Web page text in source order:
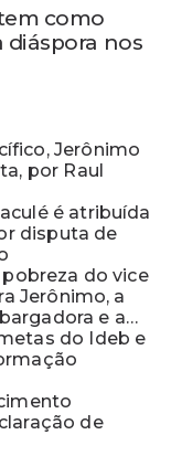
como
diáspora nos
Jerônimo
por Raul
é atribuída
disputa de
do vice
Jerônimo, a
e a
do Ideb e
de